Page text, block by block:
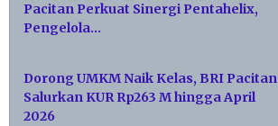
Pacitan Perkuat Sinergi Pentahelix,
Pengelola…
Dorong UMKM Naik Kelas, BRI Pacitan
Salurkan KUR Rp263 M hingga April
2026